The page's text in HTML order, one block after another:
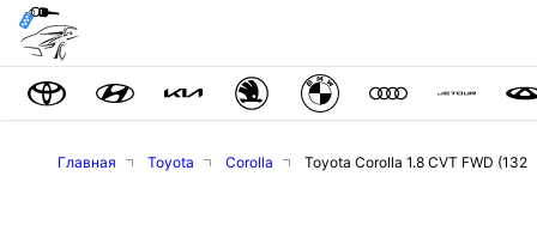
Главная Toyota Corolla Toyota Corolla 1.8 CVT FWD (132